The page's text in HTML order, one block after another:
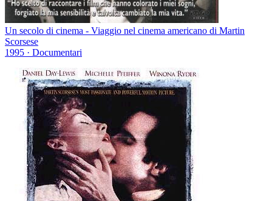
Un secolo di cinema - Viaggio nel cinema americano di Martin
Scorsese
1995 · Documentari